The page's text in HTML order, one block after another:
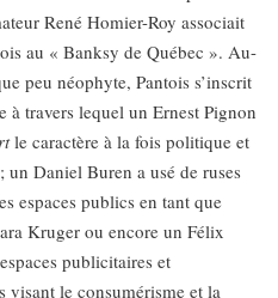
René Homier-Roy associait
au « Banksy de Québec ». Au-
peu néophyte, Pantois s’inscrit
travers lequel un Ernest Pignon
le caractère à la fois politique et
un Daniel Buren a usé de ruses
espaces publics en tant que
Kruger ou encore un Félix
publicitaires et
visant le consumérisme et la